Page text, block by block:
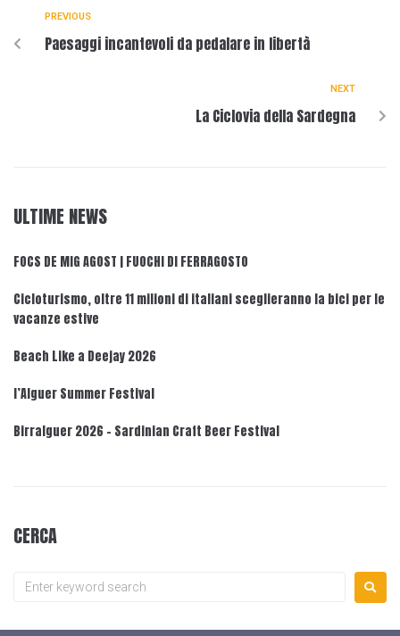
PREVIOUS
Paesaggi incantevoli da pedalare in libertà
NEXT
La Ciclovia della Sardegna
ULTIME NEWS
FOCS DE MIG AGOST | FUOCHI DI FERRAGOSTO
Cicloturismo, oltre 11 milioni di italiani sceglieranno la bici per le
vacanze estive
Beach Like a Deejay 2026
l’Alguer Summer Festival
Birralguer 2026 – Sardinian Craft Beer Festival
CERCA